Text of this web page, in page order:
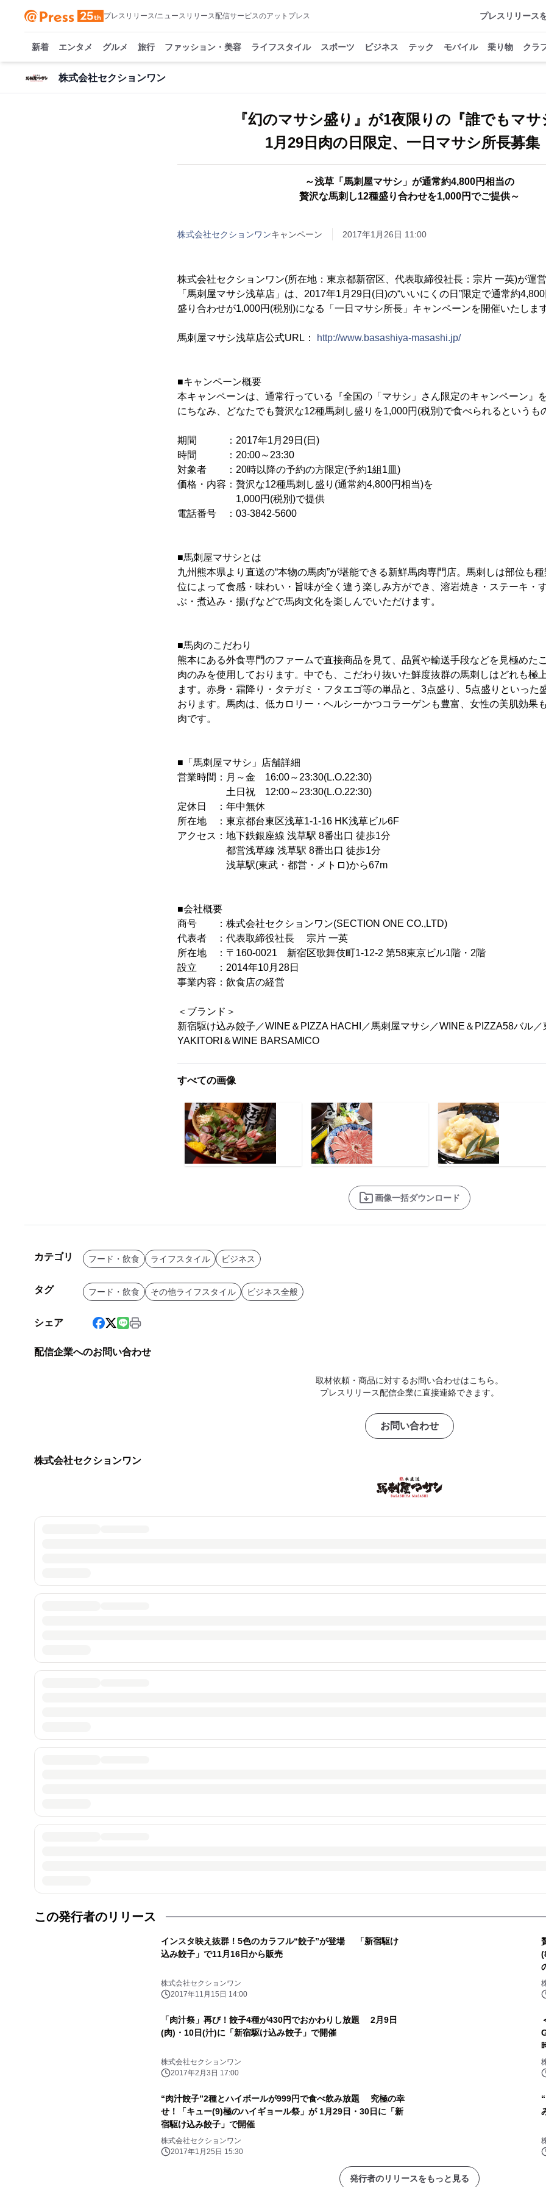
プレスリリース/ニュースリリース配信サービスのアットプレス プレスリリース
新着 エンタメ グルメ 旅行 ファッション・美容 ライフスタイル スポーツ ビジネス テック モバイル 乗り物 クラ
株式会社セクションワン
『幻のマサシ盛り』が1夜限りの『誰でもマ
1月29日肉の日限定、一日マサシ所長募集
～浅草「馬刺屋マサシ」が通常約4,800円相当の
贅沢な馬刺し12種盛り合わせを1,000円でご提供～
株式会社セクションワンキャンペーン 2017年1月26日 11:00
株式会社セクションワン(所在地：東京都新宿区、代表取締役社長：宗片 一英)が運
「馬刺屋マサシ浅草店」は、2017年1月29日(日)の“いいにくの日”限定で通常約
盛り合わせが1,000円(税別)になる「一日マサシ所長」キャンペーンを開催いたします
馬刺屋マサシ浅草店公式URL： http://www.basashiya-masashi.jp/
■キャンペーン概要
本キャンペーンは、通常行っている『全国の「マサシ」さん限定のキャンペーン』
にちなみ、どなたでも贅沢な12種馬刺し盛りを1,000円(税別)で食べられるというも
期間 ：2017年1月29日(日)
時間 ：20:00～23:30
対象者 ：20時以降の予約の方限定(予約1組1皿)
価格・内容：贅沢な12種馬刺し盛り(通常約4,800円相当)を
1,000円(税別)で提供
電話番号 ：03-3842-5600
■馬刺屋マサシとは
九州熊本県より直送の“本物の馬肉”が堪能できる新鮮馬肉専門店。馬刺しは部位も
位によって食感・味わい・旨味が全く違う楽しみ方ができ、溶岩焼き・ステーキ・
ぶ・煮込み・揚げなどで馬肉文化を楽しんでいただけます。
■馬肉のこだわり
熊本にある外食専門のファームで直接商品を見て、品質や輸送手段などを見極めた
肉のみを使用しております。中でも、こだわり抜いた鮮度抜群の馬刺しはどれも極
ます。赤身・霜降り・タテガミ・フタエゴ等の単品と、3点盛り、5点盛りといった
おります。馬肉は、低カロリー・ヘルシーかつコラーゲンも豊富、女性の美肌効果
肉です。
■「馬刺屋マサシ」店舗詳細
営業時間：月～金 16:00～23:30(L.O.22:30)
土日祝 12:00～23:30(L.O.22:30)
定休日 ：年中無休
所在地 ：東京都台東区浅草1-1-16 HK浅草ビル6F
アクセス：地下鉄銀座線 浅草駅 8番出口 徒歩1分
都営浅草線 浅草駅 8番出口 徒歩1分
浅草駅(東武・都営・メトロ)から67m
■会社概要
商号 ：株式会社セクションワン(SECTION ONE CO.,LTD)
代表者 ：代表取締役社長 宗片 一英
所在地 ：〒160-0021 新宿区歌舞伎町1-12-2 第58東京ビル1階・2階
設立 ：2014年10月28日
事業内容：飲食店の経営
＜ブランド＞
新宿駆け込み餃子／WINE＆PIZZA HACHI／馬刺屋マサシ／WINE＆PIZZA58バル／
YAKITORI＆WINE BARSAMICO
すべての画像
画像一括ダウンロード
カテゴリ フード・飲食 ライフスタイル ビジネス
タグ フード・飲食 その他ライフスタイル ビジネス全般
シェア
配信企業へのお問い合わせ
取材依頼・商品に対するお問い合わせはこちら。
プレスリリース配信企業に直接連絡できます。
お問い合わせ
株式会社セクションワン
この発行者のリリース
インスタ映え抜群！5色のカラフル“餃子”が登場 「新宿駆け
込み餃子」で11月16日から販売
株式会社セクションワン
2017年11月15日 14:00
「肉汁祭」再び！餃子4種が430円でおかわりし放題 2月9日
(肉)・10日(汁)に「新宿駆け込み餃子」で開催
株式会社セクションワン
2017年2月3日 17:00
“肉汁餃子”2種とハイボールが999円で食べ飲み放題 究極の幸
せ！「キュー(9)極のハイギョール祭」が 1月29日・30日に「新
宿駆け込み餃子」で開催
株式会社セクションワン
2017年1月25日 15:30
発行者のリリースをもっと見る